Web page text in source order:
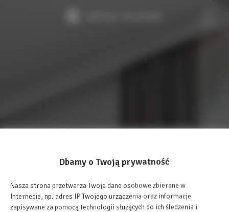
Dbamy o Twoją prywatność
Nasza strona przetwarza Twoje dane osobowe zbierane w
Internecie, np. adres IP Twojego urządzenia oraz informacje
zapisywane za pomocą technologii służących do ich śledzenia i